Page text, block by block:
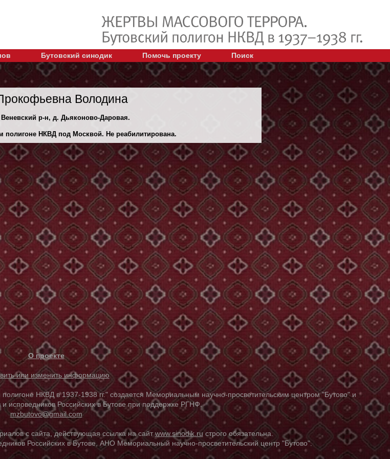
Бутовский синодик Помочь проекту Поиск
Володина
р-н, д. Дьяконово-Даровая.
полигоне НКВД под Москвой. Не реабилитирована.
О проекте
или изменить информацию
НКВД в 1937-1938 гг." создается Мемориальным научно-просветительским центром "Бутово" и
исповедников Российских в Бутове при поддержке РГНФ.
mzbutovo@gmail.com
с сайта, действующая ссылка на сайтwww.sinodik.ru строго обязательна.
Российских в Бутове, АНО Мемориальный научно-просветительский центр "Бутово".